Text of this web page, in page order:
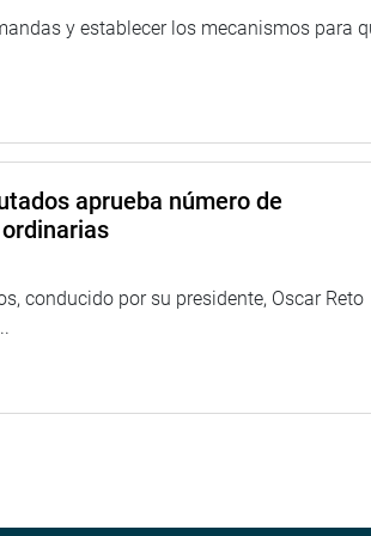
esta pandemia está afectando
para nosotros».
del oxígeno donado por la
estaba en Cenares.
de su despacho cumpliendo lo
junio?”,
entre otros cuestionamientos.
el 15 de julio ciudadanos de la provincia
Jóvenes de Espinar, Vidal Merma, quien
de Espinar, explicó que el conflicto se
en el convenio marco suscrito en el 2002.
laboral ofrecida para lo espinenses”,
y establecer los mecanismos para
aprueba número de
conducido por su presidente, Oscar Reto